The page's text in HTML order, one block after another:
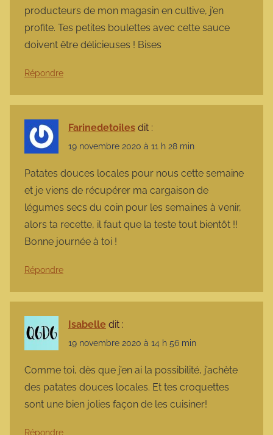
producteurs de mon magasin en cultive, j’en
profite. Tes petites boulettes avec cette sauce
doivent être délicieuses ! Bises
Répondre
Farinedetoiles dit :
19 novembre 2020 à 11 h 28 min
Patates douces locales pour nous cette semaine
et je viens de récupérer ma cargaison de
légumes secs du coin pour les semaines à venir,
alors ta recette, il faut que la teste tout bientôt !!
Bonne journée à toi !
Répondre
Isabelle dit :
19 novembre 2020 à 14 h 56 min
Comme toi, dès que j’en ai la possibilité, j’achète
des patates douces locales. Et tes croquettes
sont une bien jolies façon de les cuisiner!
Répondre